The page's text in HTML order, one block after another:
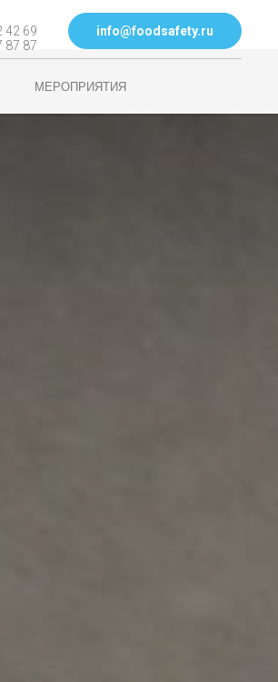
42 69
87 87
info@foodsafety.ru
МЕРОПРИЯТИЯ